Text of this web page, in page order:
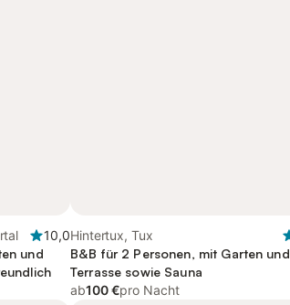
10,0
und
Hintertux, Tux
B&B für 2 Personen, mit Garten und
Terrasse sowie Sauna
ab100 €pro Nacht